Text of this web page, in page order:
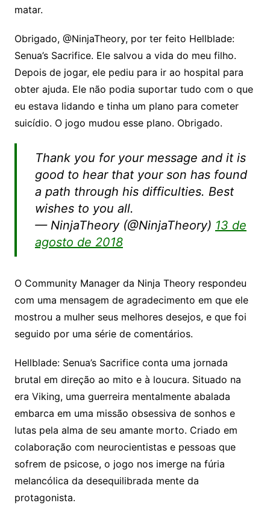
matar.
Obrigado, @NinjaTheory, por ter feito Hellblade:
Senua’s Sacrifice. Ele salvou a vida do meu filho.
Depois de jogar, ele pediu para ir ao hospital para
obter ajuda. Ele não podia suportar tudo com o que
eu estava lidando e tinha um plano para cometer
suicídio. O jogo mudou esse plano. Obrigado.
Thank you for your message and it is
good to hear that your son has found
a path through his difficulties. Best
wishes to you all.
— NinjaTheory (@NinjaTheory) 13 de
agosto de 2018
O Community Manager da Ninja Theory respondeu
com uma mensagem de agradecimento em que ele
mostrou a mulher seus melhores desejos, e que foi
seguido por uma série de comentários.
Hellblade: Senua’s Sacrifice conta uma jornada
brutal em direção ao mito e à loucura. Situado na
era Viking, uma guerreira mentalmente abalada
embarca em uma missão obsessiva de sonhos e
lutas pela alma de seu amante morto. Criado em
colaboração com neurocientistas e pessoas que
sofrem de psicose, o jogo nos imerge na fúria
melancólica da desequilibrada mente da
protagonista.